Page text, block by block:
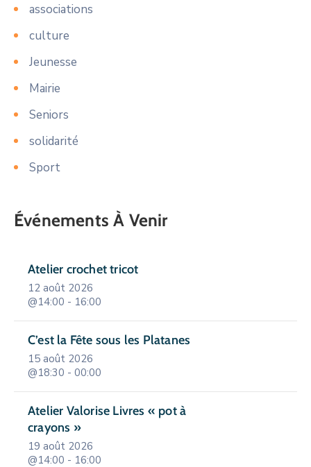
associations
culture
Jeunesse
Mairie
Seniors
solidarité
Sport
Événements À Venir
Atelier crochet tricot
12 août 2026
@14:00 - 16:00
C’est la Fête sous les Platanes
15 août 2026
@18:30 - 00:00
Atelier Valorise Livres « pot à
crayons »
19 août 2026
@14:00 - 16:00